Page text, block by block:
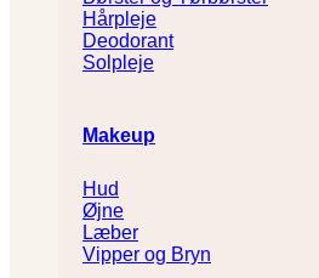
Hårpleje
Deodorant
Solpleje
Makeup
Hud
Øjne
Læber
Vipper og Bryn